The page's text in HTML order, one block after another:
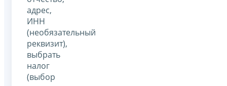
адрес,
ИНН
(необязательный
реквизит),
выбрать
налог
(выбор